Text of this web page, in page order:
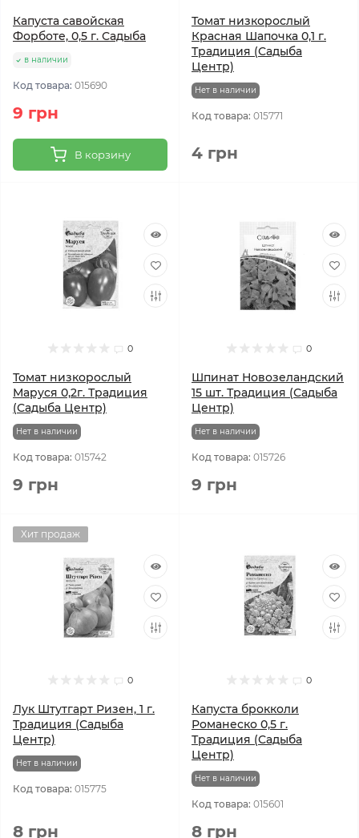
Капуста савойская
Форботе, 0,5 г. Садыба
в наличии
Код товара: 015690
9 грн
В корзину
Томат низкорослый
Красная Шапочка 0,1 г.
Традиция (Садыба
Центр)
Нет в наличии
Код товара: 015771
4 грн
0
Томат низкорослый
Маруся 0,2г. Традиция
(Садыба Центр)
Нет в наличии
Код товара: 015742
9 грн
0
Шпинат Новозеландский
15 шт. Традиция (Садыба
Центр)
Нет в наличии
Код товара: 015726
9 грн
Хит продаж
0
Лук Штутгарт Ризен, 1 г.
Традиция (Садыба
Центр)
Нет в наличии
Код товара: 015775
8 грн
0
Капуста брокколи
Романеско 0,5 г.
Традиция (Садыба
Центр)
Нет в наличии
Код товара: 015601
8 грн